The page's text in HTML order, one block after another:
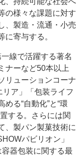
の様々な課題に対す
、製造・流通・小売
寄与する。
線で活躍する著名
ナーなど50本以上
リューションコーナ
ア」「包装ライフ
る“自動化”と“環
する。さらには関
、製パン製菓技術に
パビリオン」
器包装に関する最